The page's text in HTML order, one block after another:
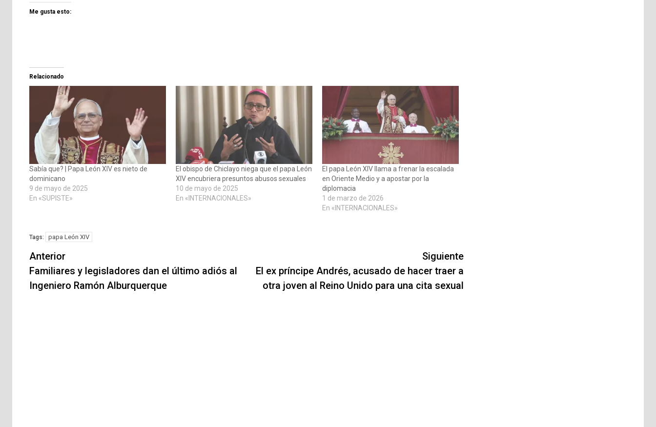
Me gusta esto:
Relacionado
Sabía que? | Papa León XIV es nieto de
dominicano
9 de mayo de 2025
En «SUPISTE»
El obispo de Chiclayo niega que el papa León
XIV encubriera presuntos abusos sexuales
10 de mayo de 2025
En «INTERNACIONALES»
El papa León XIV llama a frenar la escalada
en Oriente Medio y a apostar por la
diplomacia
1 de marzo de 2026
En «INTERNACIONALES»
Tags: papa León XIV
Navegación
de
entradas
Anterior
Familiares y legisladores dan el último adiós al
Ingeniero Ramón Alburquerque
Siguiente
El ex príncipe Andrés, acusado de hacer traer a
otra joven al Reino Unido para una cita sexual